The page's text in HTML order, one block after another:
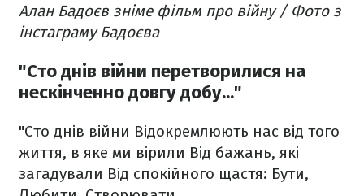
Алан Бадоєв зніме фільм про війну / Фото з
інстаграму Бадоєва
"Сто днів війни перетворилися на
нескінченно довгу добу..."
"Сто днів війни Відокремлюють нас від того
життя, в яке ми вірили Від бажань, які
загадували Від спокійного щастя: Бути,